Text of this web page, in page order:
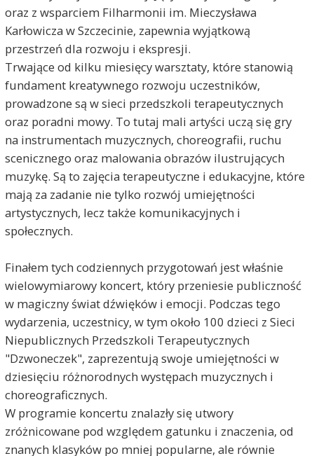
oraz z wsparciem Filharmonii im. Mieczysława
Karłowicza w Szczecinie, zapewnia wyjątkową
przestrzeń dla rozwoju i ekspresji.
Trwające od kilku miesięcy warsztaty, które stanowią
fundament kreatywnego rozwoju uczestników,
prowadzone są w sieci przedszkoli terapeutycznych
oraz poradni mowy. To tutaj mali artyści uczą się gry
na instrumentach muzycznych, choreografii, ruchu
scenicznego oraz malowania obrazów ilustrujących
muzykę. Są to zajęcia terapeutyczne i edukacyjne, które
mają za zadanie nie tylko rozwój umiejętności
artystycznych, lecz także komunikacyjnych i
społecznych.
Finałem tych codziennych przygotowań jest właśnie
wielowymiarowy koncert, który przeniesie publiczność
w magiczny świat dźwięków i emocji. Podczas tego
wydarzenia, uczestnicy, w tym około 100 dzieci z Sieci
Niepublicznych Przedszkoli Terapeutycznych
"Dzwoneczek", zaprezentują swoje umiejętności w
dziesięciu różnorodnych występach muzycznych i
choreograficznych.
W programie koncertu znalazły się utwory
zróżnicowane pod względem gatunku i znaczenia, od
znanych klasyków po mniej popularne, ale równie